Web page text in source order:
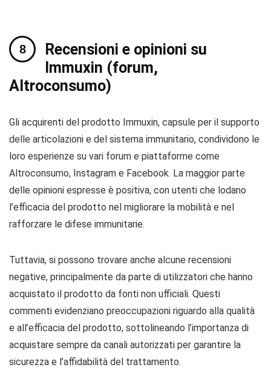
Recensioni e opinioni su
Immuxin (forum,
Altroconsumo)
Gli acquirenti del prodotto Immuxin, capsule per il supporto
delle articolazioni e del sistema immunitario, condividono le
loro esperienze su vari forum e piattaforme come
Altroconsumo, Instagram e Facebook. La maggior parte
delle opinioni espresse è positiva, con utenti che lodano
l’efficacia del prodotto nel migliorare la mobilità e nel
rafforzare le difese immunitarie.
Tuttavia, si possono trovare anche alcune recensioni
negative, principalmente da parte di utilizzatori che hanno
acquistato il prodotto da fonti non ufficiali. Questi
commenti evidenziano preoccupazioni riguardo alla qualità
e all’efficacia del prodotto, sottolineando l’importanza di
acquistare sempre da canali autorizzati per garantire la
sicurezza e l’affidabilità del trattamento.